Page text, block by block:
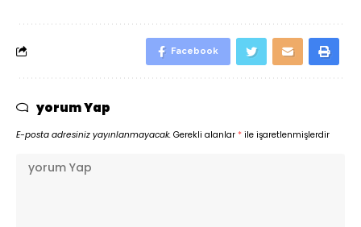
Facebook
yorum Yap
E-posta adresiniz yayınlanmayacak. Gerekli alanlar * ile işaretlenmişlerdir